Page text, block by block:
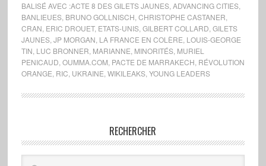
BALISÉ AVEC :ACTE 8 DES GILETS JAUNES, ADVANCING CITIES,
BANLIEUES, BRUNO GOLLNISCH CHRISTOPHE CASTANER
CRAN ERIC DROUET, ETATS-UNIS, GILBERT COLLARD GILETS
JAUNES, JP MORGAN LA FRANCE EN COLÈRE LOUIS-GEORGE
TIN LUC BRONNER MARIANNE MINORITÉS, MURIEL
PENICAUD OUMMA.COM PACTE DE MARRAKECH RÉVOLUTION
ORANGE RIC UKRAINE WIKILEAKS, YOUNG LEADERS
RECHERCHER